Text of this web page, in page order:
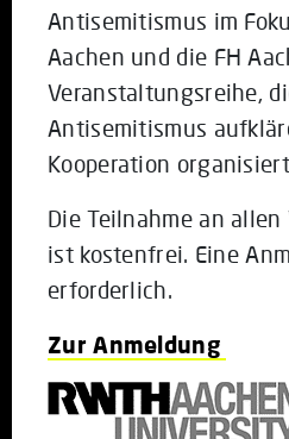
Antisemitismus im
Aachen und die FH
Veranstaltungsreihe,
Antisemitismus
Kooperation
Die Teilnahme an
ist kostenfrei. Eine
erforderlich.
Zur Anmeldung